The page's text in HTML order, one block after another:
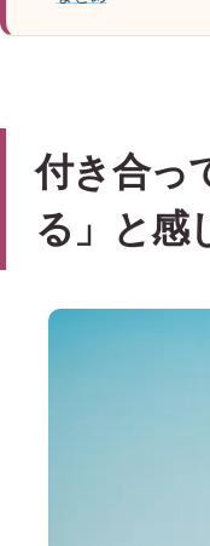
付き合っ
る」と感